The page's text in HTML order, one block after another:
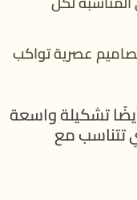
عصرية تواكب
تشكيلة واسعة
تتناسب مع